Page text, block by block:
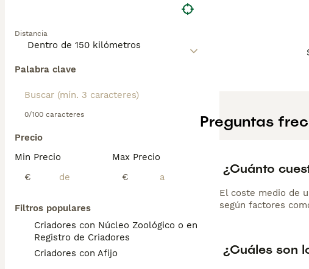
Distancia
Palabra clave
0/100 caracteres
Precio
Min Precio
€
Max Precio
€
Filtros populares
Criadores con Núcleo Zoológico o en el
Registro de Criadores
Criadores con Afijo
Preguntas
¿Cuánto
El coste medio de
según factores
¿Cuáles son